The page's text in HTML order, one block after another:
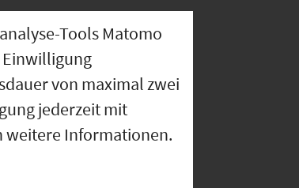
Tools Matomo
Einwilligung
von maximal zwei
jederzeit mit
weitere Informationen.